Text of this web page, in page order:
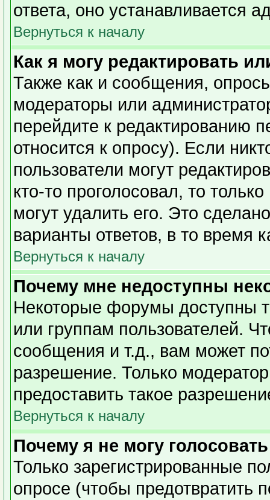
ответа, оно устанавливается
Вернуться к началу
Как я могу редактировать
Также как и сообщения,
модераторы или
перейдите к редактированию
относится к опросу). Если
пользователи могут
кто-то проголосовал, то
могут удалить его. Это
варианты ответов, в то время
Вернуться к началу
Почему мне недоступны
Некоторые форумы доступны
или группам пользователей.
сообщения и т.д., вам может
разрешение. Только
предоставить такое
Вернуться к началу
Почему я не могу
Только зарегистрированные
опросе (чтобы предотвратить